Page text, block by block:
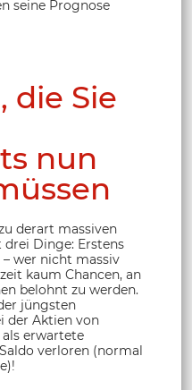
seine Prognose
die Sie
nun
derart massiven
Dinge: Erstens
wer nicht massiv
kaum Chancen, an
belohnt zu werden.
jüngsten
der Aktien von
als erwartete
verloren (normal